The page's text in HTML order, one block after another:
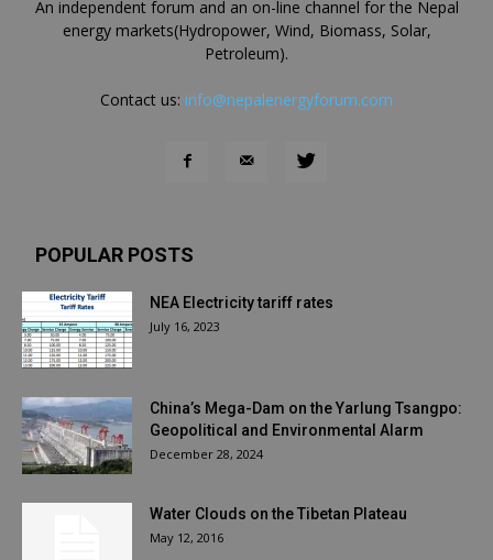
An independent forum and an on-line channel for the Nepal
energy markets(Hydropower, Wind, Biomass, Solar,
Petroleum).
Contact us: info@nepalenergyforum.com
POPULAR POSTS
NEA Electricity tariff rates
July 16, 2023
China’s Mega-Dam on the Yarlung Tsangpo:
Geopolitical and Environmental Alarm
December 28, 2024
Water Clouds on the Tibetan Plateau
May 12, 2016